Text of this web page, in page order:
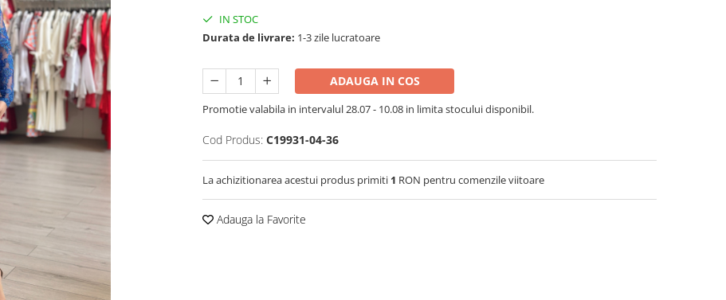
IN STOC
Durata de livrare: 1-3 zile lucratoare
ADAUGA IN COS
Promotie valabila in intervalul 28.07 - 10.08 in limita stocului disponibil.
Cod Produs: C19931-04-36
La achizitionarea acestui produs primiti 1 RON pentru comenzile viitoare
Adauga la Favorite